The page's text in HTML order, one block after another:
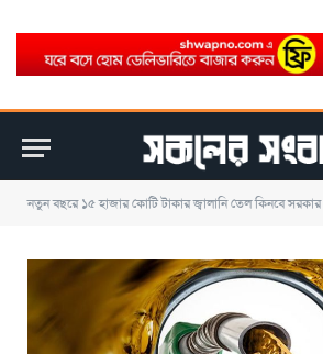
নতুন বছরে ১৫ হাজার কোটি টাকার জ্বালানি তেল কিনবে সরকার